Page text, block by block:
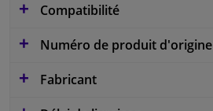
Compatibilité
Numéro de produit d'origine
Fabricant